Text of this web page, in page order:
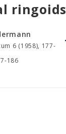
ringoids
6 (1958), 177-
186